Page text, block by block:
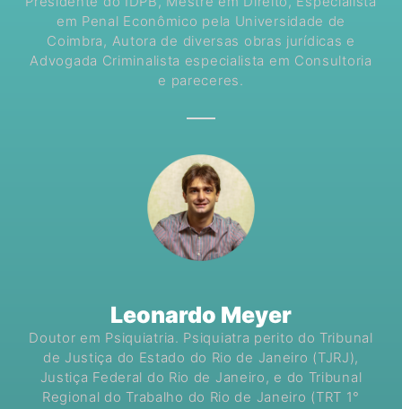
em Penal Econômico pela Universidade de
Coimbra, Autora de diversas obras jurídicas e
Advogada Criminalista especialista em Consultoria
e pareceres.
Leonardo Meyer
Doutor em Psiquiatria. Psiquiatra perito do Tribunal
de Justiça do Estado do Rio de Janeiro (TJRJ),
Justiça Federal do Rio de Janeiro, e do Tribunal
Regional do Trabalho do Rio de Janeiro (TRT 1°